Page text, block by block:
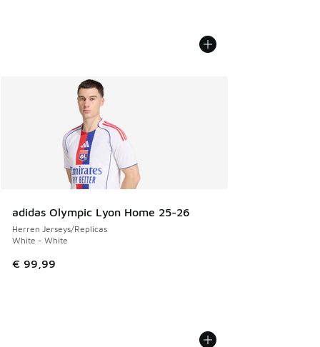
adidas Olympic Lyon Home 25-26
Herren Jerseys/Replicas
White - White
€ 99,99